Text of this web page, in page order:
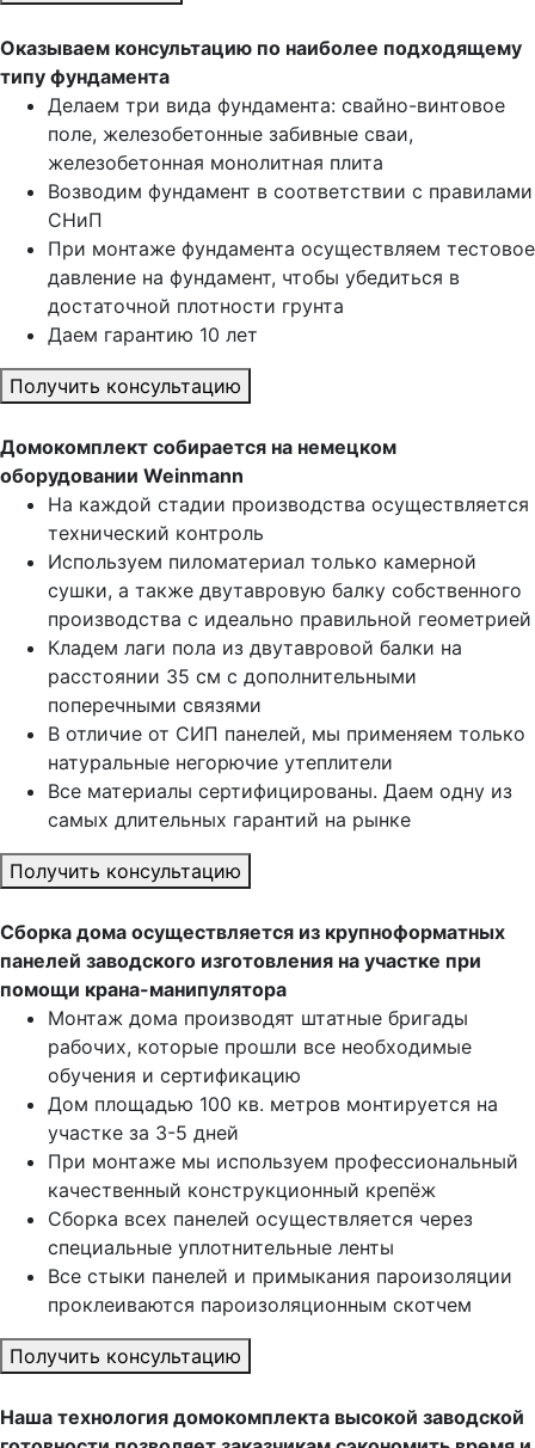
Оказываем консультацию по наиболее подходящему
типу фундамента
Делаем три вида фундамента: свайно-винтовое
поле, железобетонные забивные сваи,
железобетонная монолитная плита
Возводим фундамент в соответствии с правилами
СНиП
При монтаже фундамента осуществляем тестовое
давление на фундамент, чтобы убедиться в
достаточной плотности грунта
Даем гарантию 10 лет
Получить консультацию
Домокомплект собирается на немецком
оборудовании Weinmann
На каждой стадии производства осуществляется
технический контроль
Используем пиломатериал только камерной
сушки, а также двутавровую балку собственного
производства с идеально правильной геометрией
Кладем лаги пола из двутавровой балки на
расстоянии 35 см с дополнительными
поперечными связями
В отличие от СИП панелей, мы применяем только
натуральные негорючие утеплители
Все материалы сертифицированы. Даем одну из
самых длительных гарантий на рынке
Получить консультацию
Сборка дома осуществляется из крупноформатных
панелей заводского изготовления на участке при
помощи крана-манипулятора
Монтаж дома производят штатные бригады
рабочих, которые прошли все необходимые
обучения и сертификацию
Дом площадью 100 кв. метров монтируется на
участке за 3-5 дней
При монтаже мы используем профессиональный
качественный конструкционный крепёж
Сборка всех панелей осуществляется через
специальные уплотнительные ленты
Все стыки панелей и примыкания пароизоляции
проклеиваются пароизоляционным скотчем
Получить консультацию
Наша технология домокомплекта высокой заводской